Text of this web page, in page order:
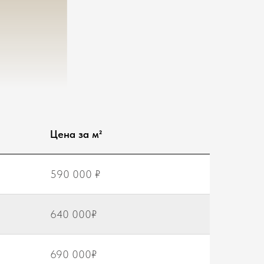
Цена за м²
590 000 ₽
640 000₽
690 000₽